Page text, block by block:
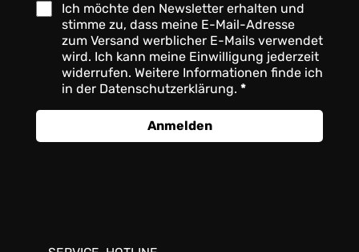
Ich möchte den Newsletter erhalten und
stimme zu, dass meine E-Mail-Adresse
zum Versand werblicher E-Mails verwendet
wird. Ich kann meine Einwilligung jederzeit
widerrufen. Weitere Informationen finde ich
in der Datenschutzerklärung.
Anmelden